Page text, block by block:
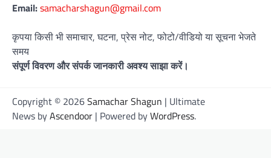
Email:samacharshagun@gmail.com
कृपया किसी भी समाचार, घटना, प्रेस नोट, फोटो/वीडियो या सूचना भेजते
समय
संपूर्ण विवरण और संपर्क जानकारी अवश्य साझा करें।
Copyright © 2026Samachar Shagun | Ultimate
News byAscendoor | Powered byWordPress.